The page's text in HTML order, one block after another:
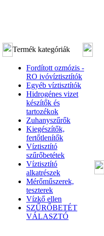
Termék kategóriák
Fordított ozmózis -
RO ivóvíztisztítók
Egyéb víztisztítók
Hidrogénes vizet
készítők és
tartozékok
Zuhanyszűrők
Kiegészítők,
fertőtlenítők
Víztisztító
szűrőbetétek
Víztisztító
alkatrészek
Mérőműszerek,
teszterek
Vízkő ellen
SZŰRŐBETÉT
VÁLASZTÓ